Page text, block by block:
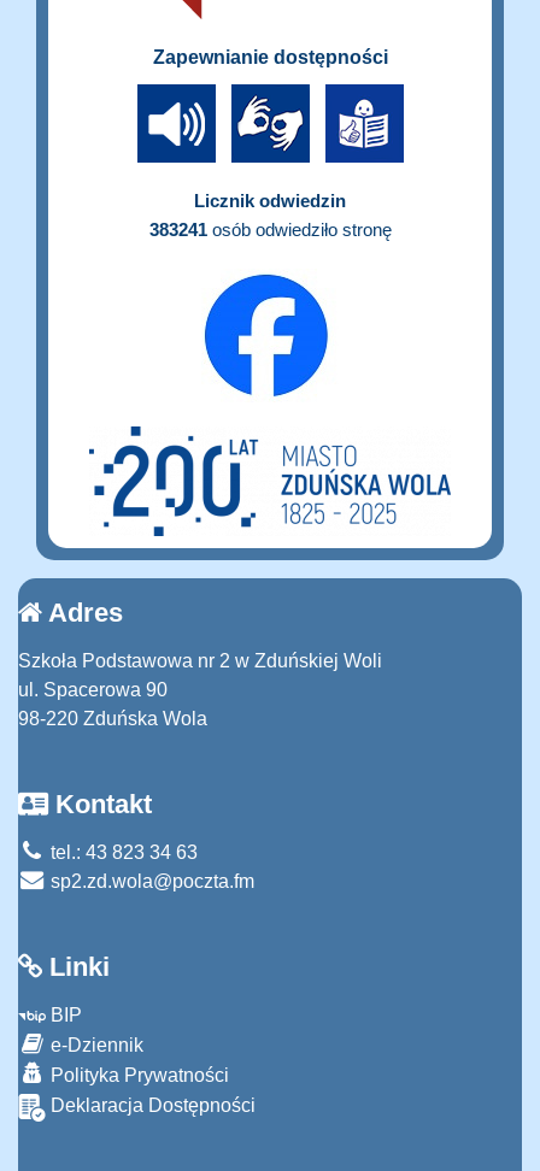
Zapewnianie dostępności
Licznik odwiedzin
383241osób odwiedziło stronę
Adres
Szkoła Podstawowa nr 2 w Zduńskiej Woli
ul. Spacerowa 90
98-220 Zduńska Wola
Kontakt
tel.: 43 823 34 63
sp2.zd.wola@poczta.fm
Linki
BIP
e-Dziennik
Polityka Prywatności
Deklaracja Dostępności